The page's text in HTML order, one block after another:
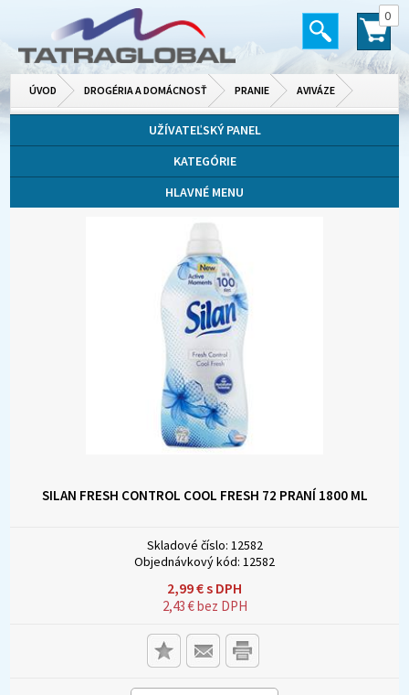
0
ÚVOD DROGÉRIA A DOMÁCNOSŤ PRANIE AVIVÁZE
UŽÍVATEĽSKÝ PANEL
KATEGÓRIE
HLAVNÉ MENU
SILAN FRESH CONTROL COOL FRESH 72 PRANÍ 1800 ML
Skladové číslo: 12582
Objednávkový kód: 12582
2,99€s DPH
2,43€bez DPH